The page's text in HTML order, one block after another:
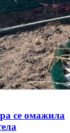
се омажила